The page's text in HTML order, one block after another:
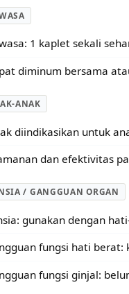
1 kaplet sekali
diminum bersama
ANAK
diindikasikan untuk
dan efektivitas
/ GANGGUAN ORGAN
gunakan dengan
fungsi hati
fungsi ginjal: